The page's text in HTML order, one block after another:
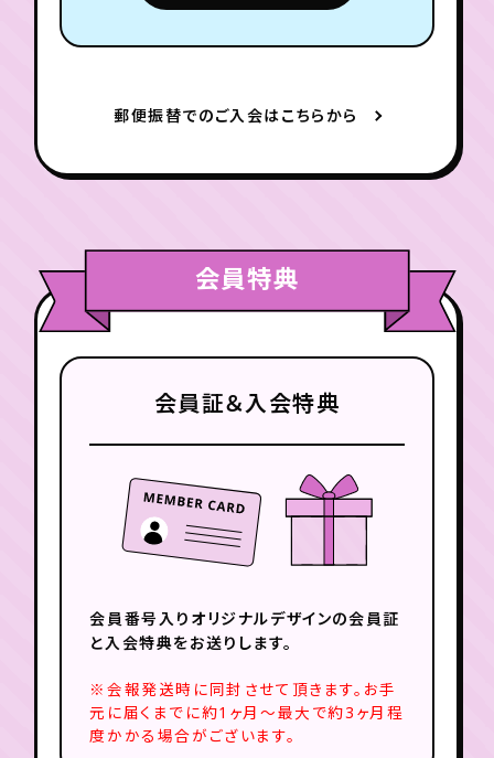
郵便振替でのご入会はこちらから
会員特典
会員証＆入会特典
会員番号入りオリジナルデザインの会員証
と入会特典をお送りします。
※会報発送時に同封させて頂きます。お手
元に届くまでに約1ヶ月〜最大で約3ヶ月程
度かかる場合がございます。